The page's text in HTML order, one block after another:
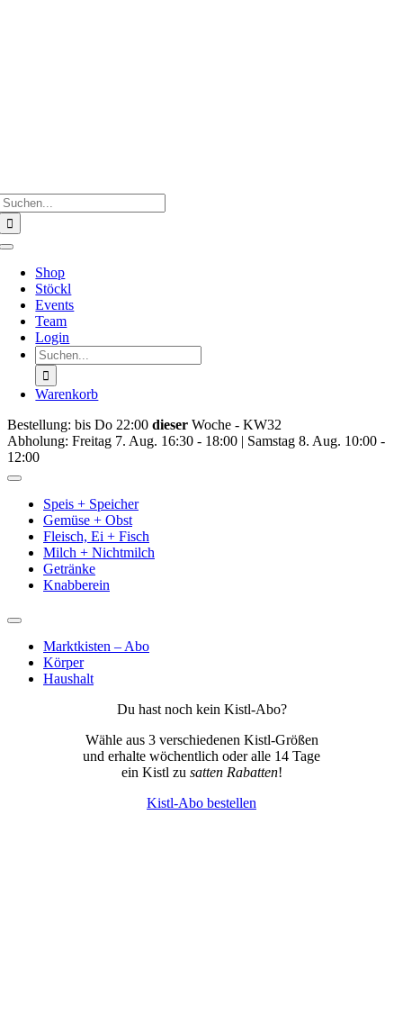
Toggle
Navigation
Shop
Stöckl
Events
Team
Login
Suche
nach:
Warenkorb
Bestellung: bis Do 22:00 dieser Woche - KW32
Abholung: Freitag 7. Aug. 16:30 - 18:00 | Samstag 8. Aug. 10:00 -
12:00
Toggle
NavigationSpeis + Speicher
Gemüse + Obst
Fleisch, Ei + Fisch
Milch + Nichtmilch
Getränke
Knabberein
Toggle
NavigationMarktkisten – Abo
Körper
Haushalt
Du hast noch kein Kistl-Abo?
Wähle aus 3 verschiedenen Kistl-Größen
und erhalte wöchentlich oder alle 14 Tage
ein Kistl zu satten Rabatten!
Kistl-Abo bestellen